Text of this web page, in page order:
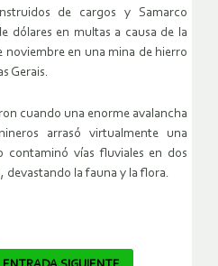
de cargos y Samarco
dólares en multas a causa de la
noviembre en una mina de hierro
Gerais.
cuando una enorme avalancha
arrasó virtualmente una
contaminó vías fluviales en dos
devastando la fauna y la flora.